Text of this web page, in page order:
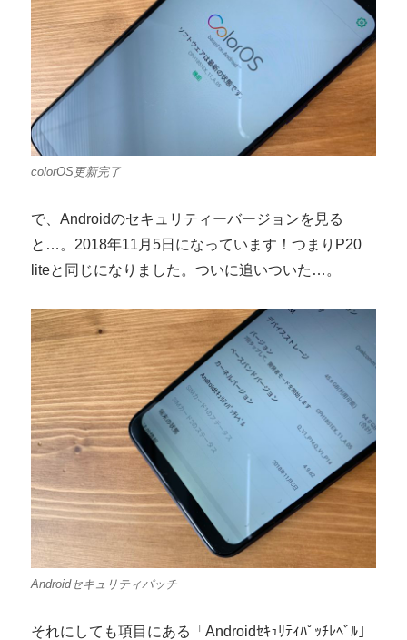
colorOS更新完了
で、Androidのセキュリティーバージョンを見る
と…。2018年11月5日になっています！つまりP20
liteと同じになりました。ついに追いついた…。
Androidセキュリティパッチ
それにしても項目にある「Androidｾｷｭﾘﾃｨﾊﾟｯﾁﾚﾍﾞﾙ」